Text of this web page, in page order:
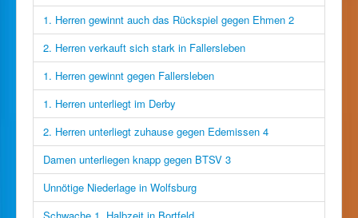
1. Herren gewinnt auch das Rückspiel gegen Ehmen 2
2. Herren verkauft sich stark in Fallersleben
1. Herren gewinnt gegen Fallersleben
1. Herren unterliegt im Derby
2. Herren unterliegt zuhause gegen Edemissen 4
Damen unterliegen knapp gegen BTSV 3
Unnötige Niederlage in Wolfsburg